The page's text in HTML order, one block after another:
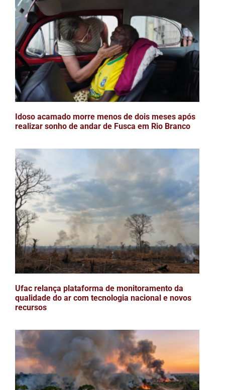
Idoso acamado morre menos de dois meses após
realizar sonho de andar de Fusca em Rio Branco
Ufac relança plataforma de monitoramento da
qualidade do ar com tecnologia nacional e novos
recursos